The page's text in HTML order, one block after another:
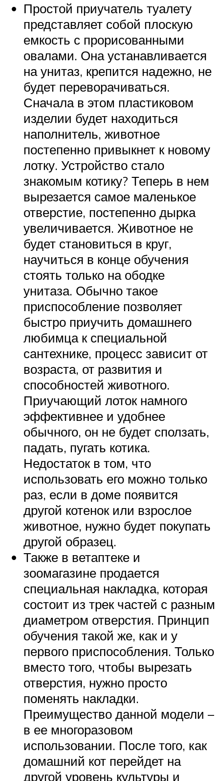
Простой приучатель туалету
представляет собой плоскую
емкость с прорисованными
овалами. Она устанавливается
на унитаз, крепится надежно, не
будет переворачиваться.
Сначала в этом пластиковом
изделии будет находиться
наполнитель, животное
постепенно привыкнет к новому
лотку. Устройство стало
знакомым котику? Теперь в нем
вырезается самое маленькое
отверстие, постепенно дырка
увеличивается. Животное не
будет становиться в круг,
научиться в конце обучения
стоять только на ободке
унитаза. Обычно такое
приспособление позволяет
быстро приучить домашнего
любимца к специальной
сантехнике, процесс зависит от
возраста, от развития и
способностей животного.
Приучающий лоток намного
эффективнее и удобнее
обычного, он не будет сползать,
падать, пугать котика.
Недостаток в том, что
использовать его можно только
раз, если в доме появится
другой котенок или взрослое
животное, нужно будет покупать
другой образец.
Также в ветаптеке и
зоомагазине продается
специальная накладка, которая
состоит из трек частей с разным
диаметром отверстия. Принцип
обучения такой же, как и у
первого приспособления. Только
вместо того, чтобы вырезать
отверстия, нужно просто
поменять накладки.
Преимущество данной модели –
в ее многоразовом
использовании. После того, как
домашний кот перейдет на
другой уровень культуры и